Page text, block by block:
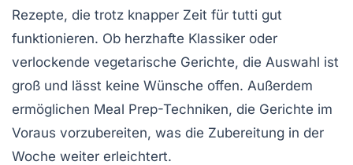
Rezepte, die trotz knapper Zeit für tutti gut
funktionieren. Ob herzhafte Klassiker oder
verlockende vegetarische Gerichte, die Auswahl ist
groß und lässt keine Wünsche offen. Außerdem
ermöglichen Meal Prep-Techniken, die Gerichte im
Voraus vorzubereiten, was die Zubereitung in der
Woche weiter erleichtert.